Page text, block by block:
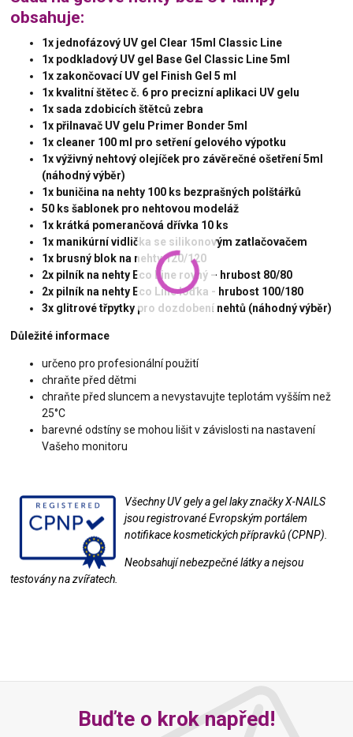
obsahuje:
1x jednofázový UV gel Clear 15ml Classic Line
1x podkladový UV gel Base Gel Classic Line 5ml
1x zakončovací UV gel Finish Gel 5 ml
1x kvalitní štětec č. 6 pro precizní aplikaci UV gelu
1x sada zdobicích štětců zebra
1x přilnavač UV gelu Primer Bonder 5ml
1x cleaner 100 ml pro setření gelového výpotku
1x výživný nehtový olejíček pro závěrečné ošetření 5ml
(náhodný výběr)
1x buničina na nehty 100 ks bezprašných polštářků
50 ks šablonek pro nehtovou modeláž
1x krátká pomerančová dřívka 10 ks
1x manikúrní vidlička se silikonovým zatlačovačem
1x brusný blok na nehty 120/120
2x pilník na nehty Eco Line rovný – hrubost 80/80
2x pilník na nehty Eco Line loďka - hrubost 100/180
3x glitrové třpytky pro dozdobení nehtů (náhodný výběr)
Důležité informace
určeno pro profesionální použití
chraňte před dětmi
chraňte před sluncem a nevystavujte teplotám vyšším než
25°C
barevné odstíny se mohou lišit v závislosti na nastavení
Vašeho monitoru
Všechny UV gely a gel laky značky X-NAILS
jsou registrované Evropským portálem
notifikace kosmetických přípravků (CPNP).
Neobsahují nebezpečné látky a nejsou
testovány na zvířatech.
Buďte o krok napřed!